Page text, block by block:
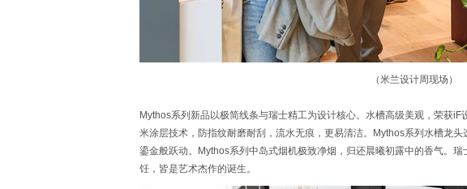
（米兰设计周现场）
Mythos系列新品以极简线条与瑞士精工为设计核心。水槽高级美观，荣获
米涂层技术，防指纹耐磨耐刮，流水无痕，更易清洁。Mythos系列水槽龙
鎏金般跃动。Mythos系列中岛式烟机极致净烟，归还晨曦初露中的香气。
饪，皆是艺术杰作的诞生。